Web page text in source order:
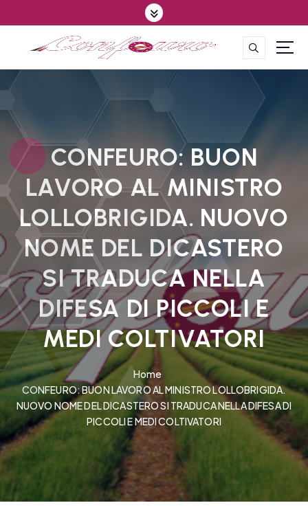
k
t
t
CONFEURO: BUON
LAVORO AL MINISTRO
LOLLOBRIGIDA. NUOVO
NOME DEL DICASTERO
SI TRADUCA NELLA
DIFESA DI PICCOLI E
MEDI COLTIVATORI
Home
CONFEURO: BUON LAVORO AL MINISTRO LOLLOBRIGIDA.
NUOVO NOME DEL DICASTERO SI TRADUCA NELLA DIFESA DI
PICCOLI E MEDI COLTIVATORI